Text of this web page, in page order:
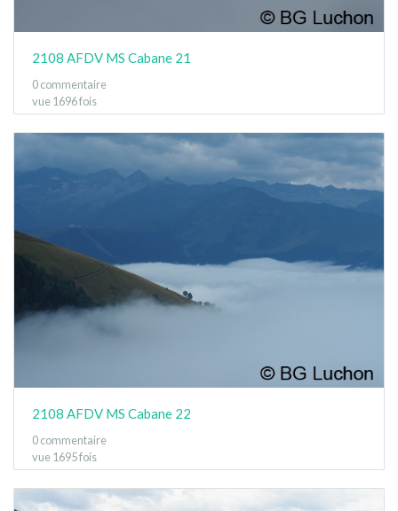
2108 AFDV MS Cabane 21
0 commentaire
vue 1696 fois
2108 AFDV MS Cabane 22
0 commentaire
vue 1695 fois